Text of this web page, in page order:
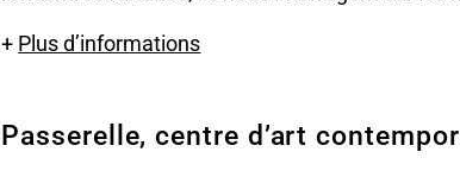
+ Plus d’informations
Passerelle, centre d’art